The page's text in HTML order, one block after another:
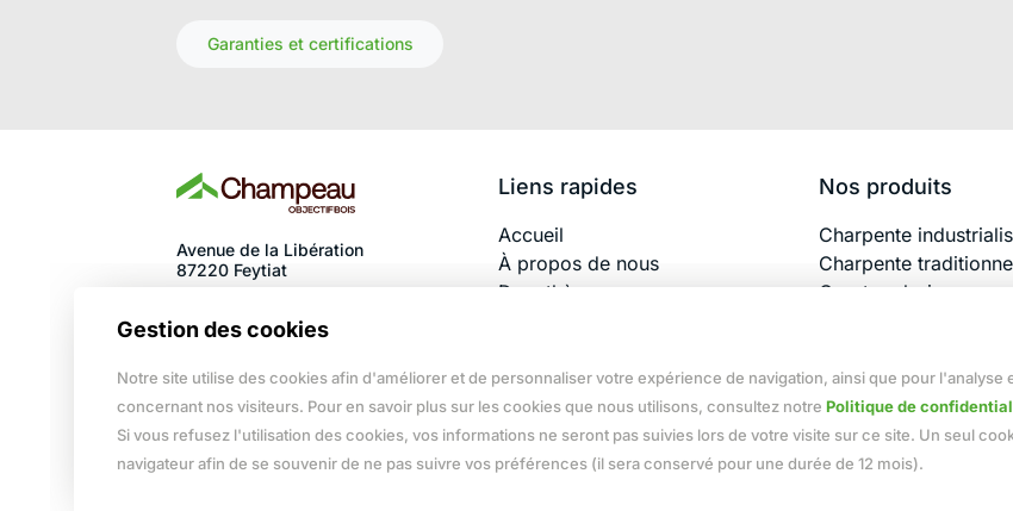
Garanties et certifications
Avenue de la Libération
87220 Feytiat
05 55 31 75 75
Liens rapides
Accueil
À propos de nous
Docuthèque
Index égalité professionnelle
F/H 2025
Nos produits
Charpente
Charpente
Ossature bois
Gestion des cookies
Notre site utilise des cookies afin d'améliorer et de personnaliser votre expérience de navigation, ainsi que pour l'analyse
concernant nos visiteurs. Pour en savoir plus sur les cookies que nous utilisons, consultez notre Politique de
Si vous refusez l'utilisation des cookies, vos informations ne seront pas suivies lors de votre visite sur ce site. Un seul
navigateur afin de se souvenir de ne pas suivre vos préférences (il sera conservé pour une durée de 12 mois).